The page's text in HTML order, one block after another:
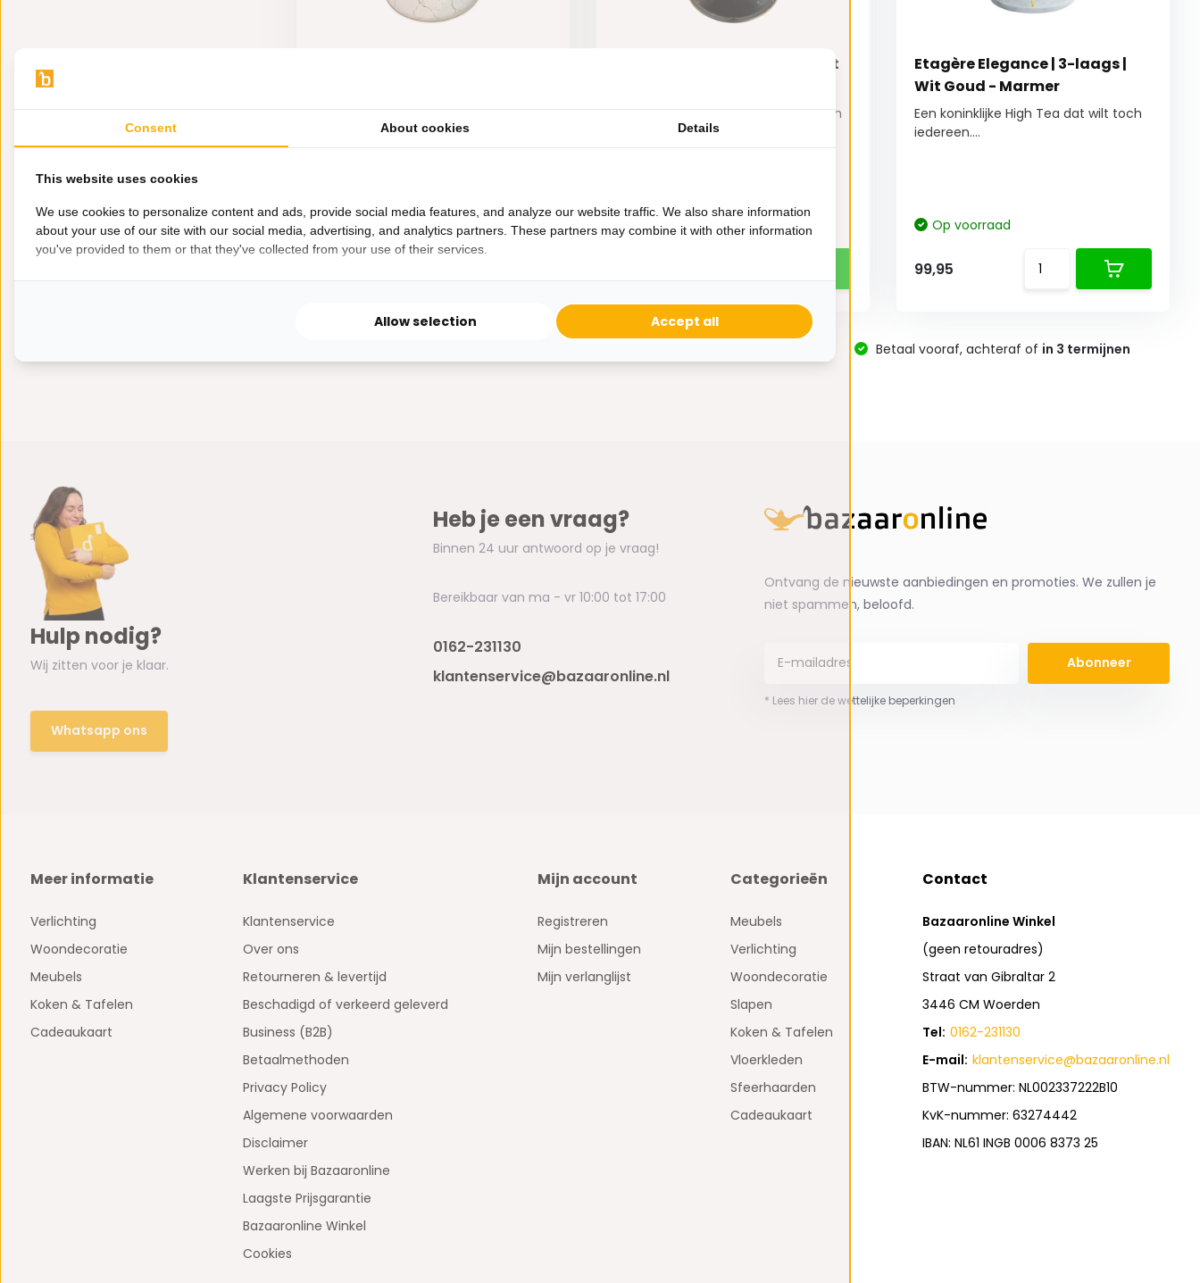
Een koninklijke High Tea dat wilt toch
Op voorraad
Etagère Unique 2 laags Zwart
Een koninklijke High Tea dat wilt toch
iedereen....
Niet op voorraad
Etagère Elegance | 3-laags |
Wit Goud - Marmer
Een koninklijke High Tea dat wilt toch
iedereen....
Op voorraad
99,95
Betaal vooraf, achteraf of in 3 termijnen
Hulp nodig?
Wij zitten voor je klaar.
Whatsapp ons
Heb je een vraag?
Binnen 24 uur antwoord op je vraag!
Bereikbaar van ma - vr 10:00 tot 17:00
0162-231130
klantenservice@bazaaronline.nl
Ontvang de nieuwste aanbiedingen en promoties. We zullen je
niet spammen, beloofd.
Abonneer
* Lees hier de wettelijke beperkingen
Meer informatie
Verlichting
Woondecoratie
Meubels
Koken & Tafelen
Cadeaukaart
Klantenservice
Klantenservice
Over ons
Retourneren & levertijd
Beschadigd of verkeerd geleverd
Business (B2B)
Betaalmethoden
Privacy Policy
Algemene voorwaarden
Disclaimer
Werken bij Bazaaronline
Laagste Prijsgarantie
Bazaaronline Winkel
Cookies
Mijn account
Registreren
Mijn bestellingen
Mijn verlanglijst
Categorieën
Meubels
Verlichting
Woondecoratie
Slapen
Koken & Tafelen
Vloerkleden
Sfeerhaarden
Cadeaukaart
Contact
Bazaaronline Winkel
(geen retouradres)
Straat van Gibraltar 2
3446 CM Woerden
Tel: 0162-231130
E-mail: klantenservice@bazaaronline.nl
BTW-nummer: NL002337222B10
KvK-nummer: 63274442
IBAN: NL61 INGB 0006 8373 25
Consent About cookies Details
This website uses cookies
We use cookies to personalize content and ads, provide social media features, and analyze our website traffic. We also share information
about your use of our site with our social media, advertising, and analytics partners. These partners may combine it with other information
you've provided to them or that they've collected from your use of their services.
Allow selection Accept all